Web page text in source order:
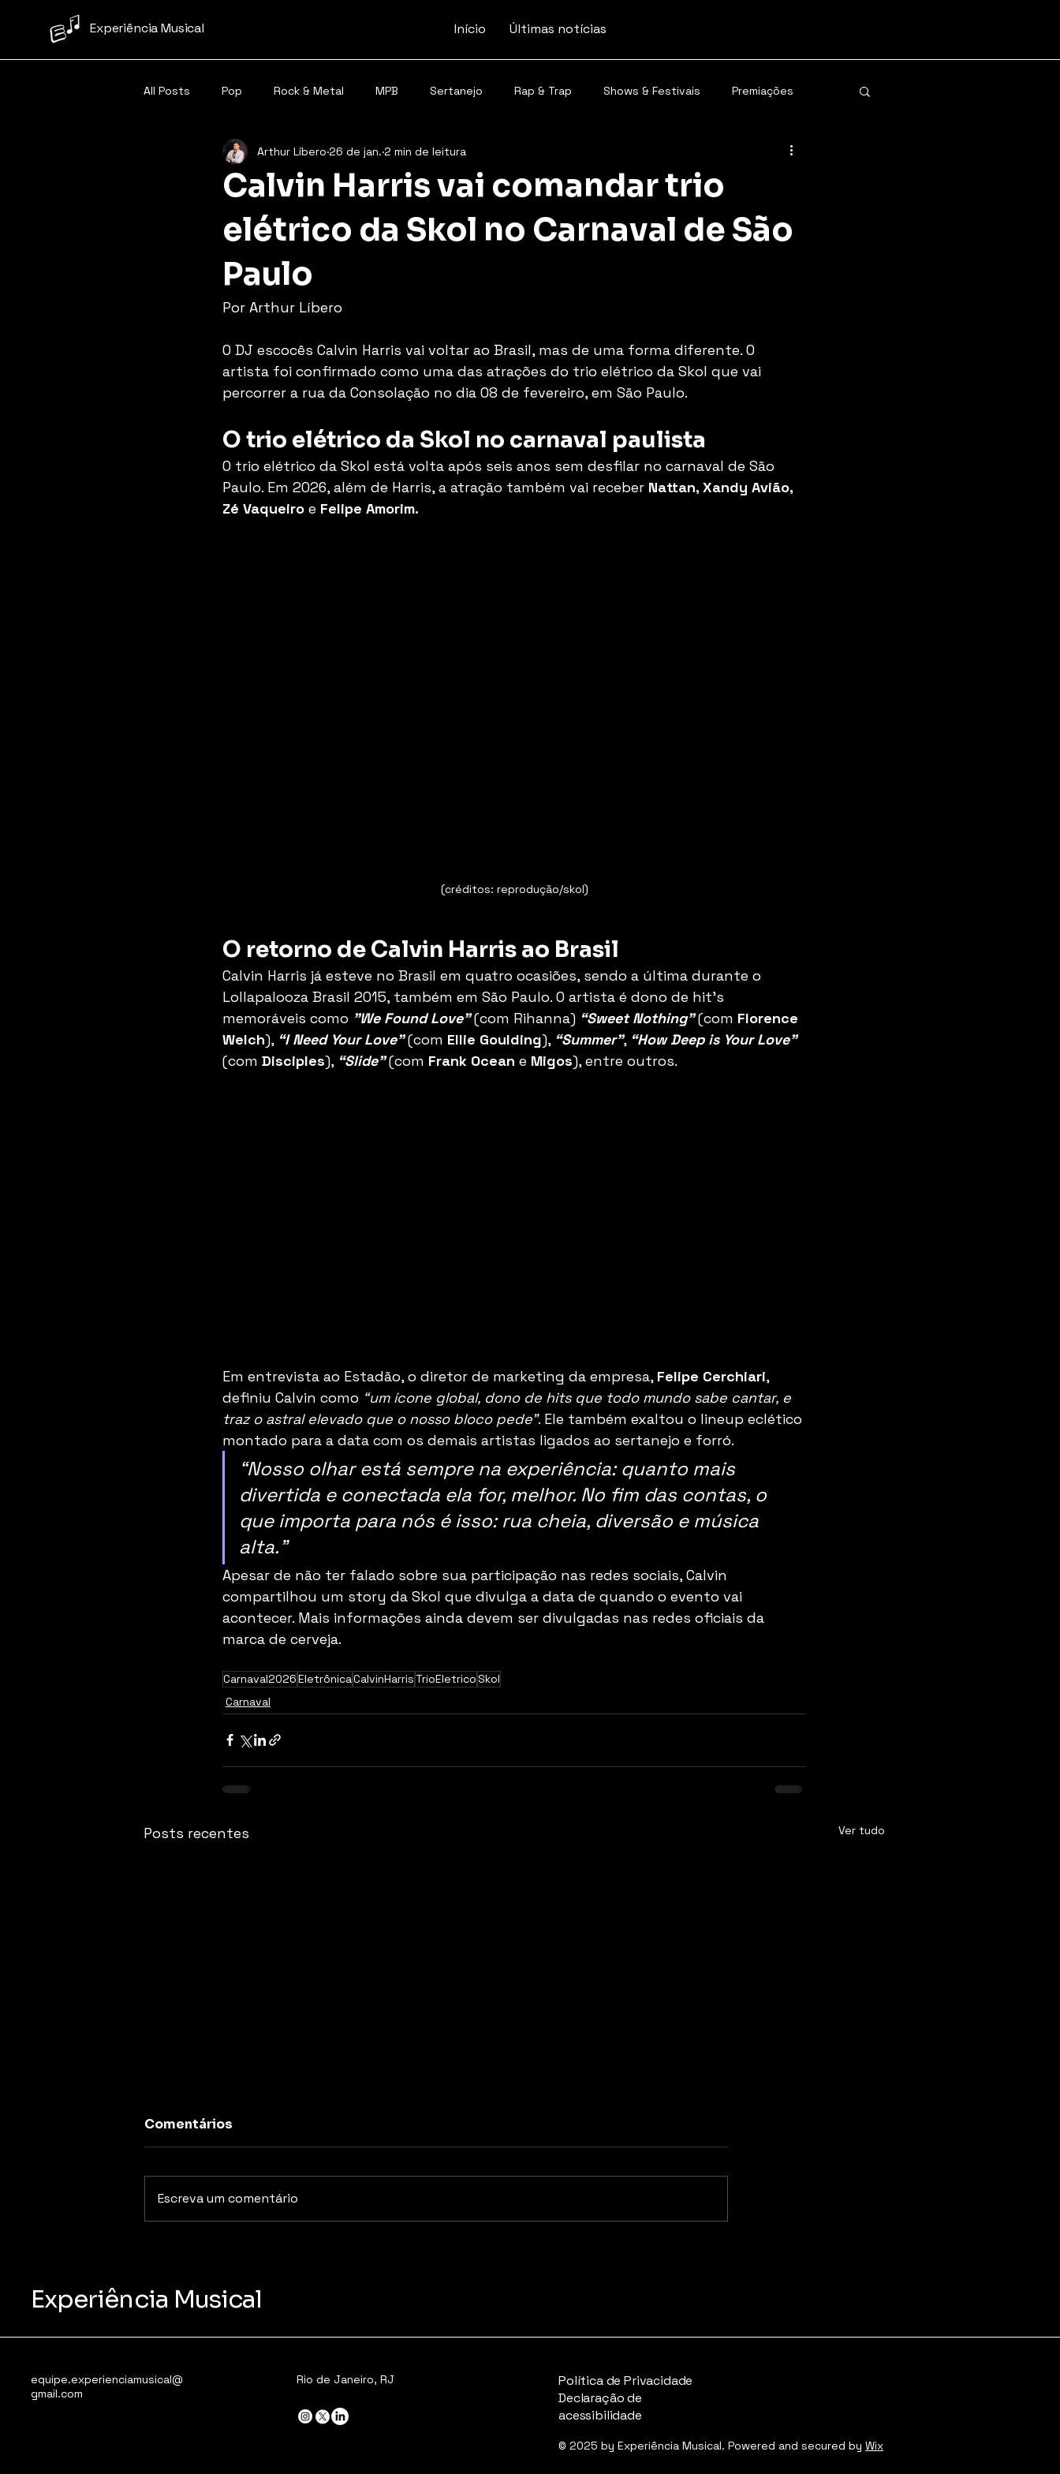
Experiência Musical Início Últimas notícias
All Posts Pop Rock & Metal MPB Sertanejo Rap & Trap Shows & Festivais Premiações
Samba/Pagode Carnaval
Calvin Harris vai comandar trio
elétrico da Skol no Carnaval de São
Paulo
Arthur Líbero 26 de jan. 2 min de leitura
Por Arthur Líbero
O DJ escocês Calvin Harris vai voltar ao Brasil, mas de uma forma diferente. O
artista foi confirmado como uma das atrações do trio elétrico da Skol que vai
percorrer a rua da Consolação no dia 08 de fevereiro, em São Paulo.
O trio elétrico da Skol no carnaval paulista
O trio elétrico da Skol está volta após seis anos sem desfilar no carnaval de São
Paulo. Em 2026, além de Harris, a atração também vai receber Nattan, Xandy Avião,
Zé Vaqueiro e Felipe Amorim.
(créditos: reprodução/skol)
O retorno de Calvin Harris ao Brasil
Calvin Harris já esteve no Brasil em quatro ocasiões, sendo a última durante o
Lollapalooza Brasil 2015, também em São Paulo. O artista é dono de hit's
memoráveis como "We Found Love" (com Rihanna) “Sweet Nothing” (com Florence
Welch), “I Need Your Love” (com Ellie Goulding), “Summer”, “How Deep is Your Love”
(com Disciples), “Slide” (com Frank Ocean e Migos), entre outros.
Em entrevista ao Estadão, o diretor de marketing da empresa, Felipe Cerchiari,
definiu Calvin como “um ícone global, dono de hits que todo mundo sabe cantar, e
traz o astral elevado que o nosso bloco pede”. Ele também exaltou o lineup eclético
montado para a data com os demais artistas ligados ao sertanejo e forró.
“Nosso olhar está sempre na experiência: quanto mais
divertida e conectada ela for, melhor. No fim das contas, o
que importa para nós é isso: rua cheia, diversão e música
alta.”
Apesar de não ter falado sobre sua participação nas redes sociais, Calvin
compartilhou um story da Skol que divulga a data de quando o evento vai
acontecer. Mais informações ainda devem ser divulgadas nas redes oficiais da
marca de cerveja.
Carnaval2026EletrônicaCalvinHarris TrioEletricoSkol
Carnaval
Posts recentes Ver tudo
bateria completa
Comentários
Escreva um comentário
Experiência Musical
equipe.experienciamusical@
gmail.com
Rio de Janeiro, RJ
Política de Privacidade
Declaração de
acessibilidade
© 2025 by Experiência Musical. Powered and secured by Wix